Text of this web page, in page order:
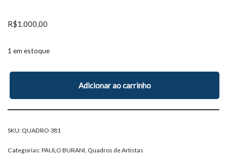
R$1.000,00
1 em estoque
Adicionar ao carrinho
SKU: QUADRO 381
Categorias:PAULO BURANI Quadros de Artistas